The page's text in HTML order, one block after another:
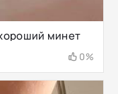
минет
0%